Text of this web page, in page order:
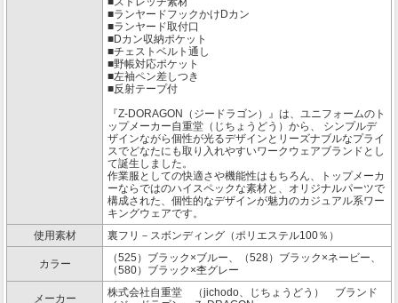
■ランヤードフックかけDカン
■ランヤード取付口
■Dカン収納ポケット
■チェストベルト通し
■野帳対応ポケット
■左袖ペン差しつき
■反射テープ付
『Z-DORAGON（ジードラゴン）』は、ユニフォームのト
ップメーカー自重堂（じちょうどう）から、 シンプルデ
ザインながら個性が光るデザインとリーズナブルなプライ
スでどなたにも取り入れやすいワークウェアブランドとし
て誕生しました。
作業服としての快適さや機能性はもちろん、トップメーカ
ーならではのハイスペックな素材と、オリジナルパーツで
構成された、個性的なデザインが魅力のカジュアル系ワー
キングウェアです。
使用素材
裏フリ－スボンディング（ポリエステル100％）
カラー
（525）ブラック×ブルー、（528）ブラック×ネービー、
（580）ブラック×杢グレー
メーカー
株式会社自重堂 （jichodo、じちょうどう） ブランド